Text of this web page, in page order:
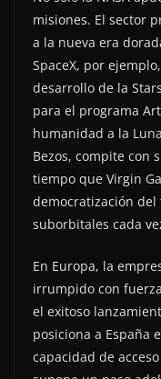
misiones. El sector
a la nueva era
SpaceX, por
desarrollo de la
para el programa
humanidad a la
Bezos, compite con
tiempo que Virgin
democratización del
suborbitales cada
En Europa, la
irrumpido con
el exitoso
posiciona a España
capacidad de